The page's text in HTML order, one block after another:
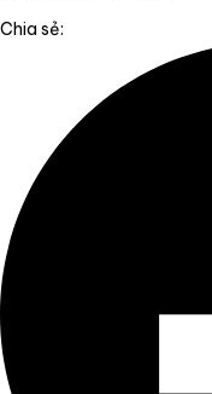
Chia sẻ: